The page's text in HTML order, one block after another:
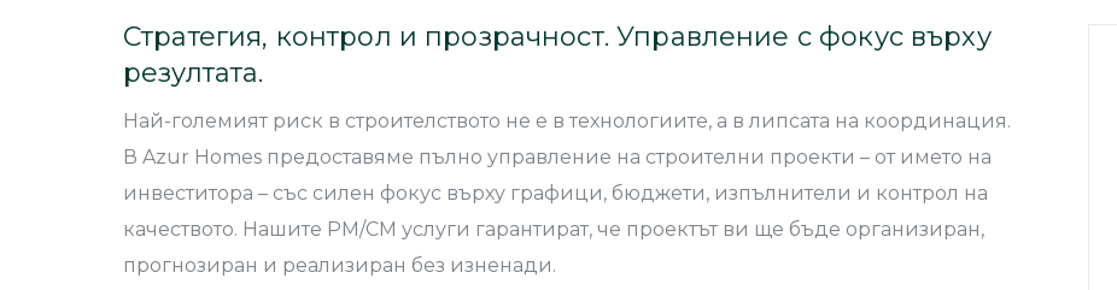
Стратегия, контрол и прозрачност. Управление с фокус върху
резултата.
Най-големият риск в строителството не е в технологиите, а в липсата на координация.
В Azur Homes предоставяме пълно управление на строителни проекти – от името на
инвеститора – със силен фокус върху графици, бюджети, изпълнители и контрол на
качеството. Нашите PM/CM услуги гарантират, че проектът ви ще бъде организиран,
прогнозиран и реализиран без изненади.